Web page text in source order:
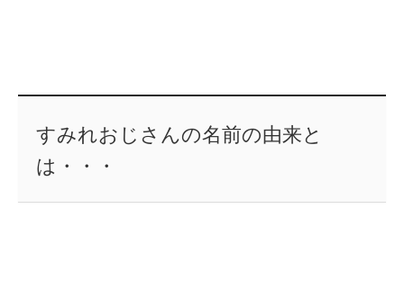
すみれおじさんの名前の由来と
は・・・